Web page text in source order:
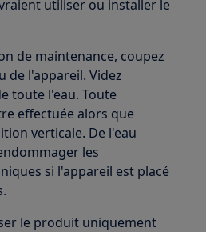
utiliser ou installer le
de maintenance, coupez
de l'appareil. Videz
toute l'eau. Toute
effectuée alors que
verticale. De l'eau
les
si l'appareil est placé
le produit uniquement